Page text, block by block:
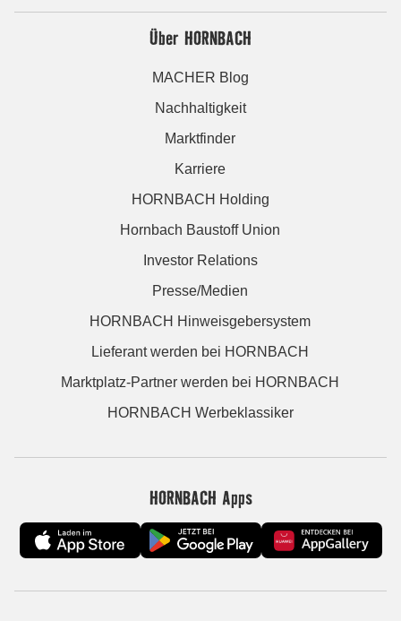
Über HORNBACH
MACHER Blog
Nachhaltigkeit
Marktfinder
Karriere
HORNBACH Holding
Hornbach Baustoff Union
Investor Relations
Presse/Medien
HORNBACH Hinweisgebersystem
Lieferant werden bei HORNBACH
Marktplatz-Partner werden bei HORNBACH
HORNBACH Werbeklassiker
HORNBACH Apps